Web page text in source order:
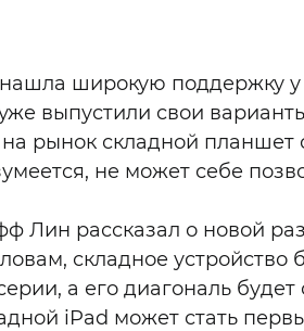
широкую поддержку
выпустили свои
рынок складной планшет
не может себе
Лин рассказал о новой
складное устройство
а его диагональ будет
iPad может стать